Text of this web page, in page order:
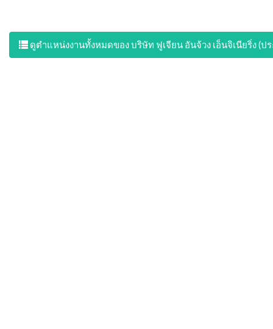
ดูตำแหน่งงานทั้งหมดของ บริษัท ฟูเจียน อันจ้วง เอ็นจิเนียริ่ง (ป